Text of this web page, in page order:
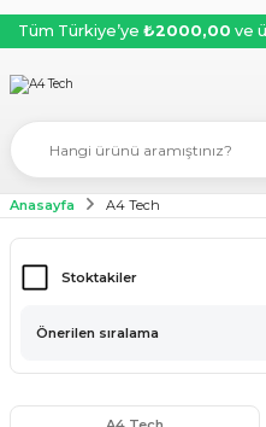
Tüm Türkiye’ye ₺2000,00 ve
Anasayfa A4 Tech
Stoktakiler